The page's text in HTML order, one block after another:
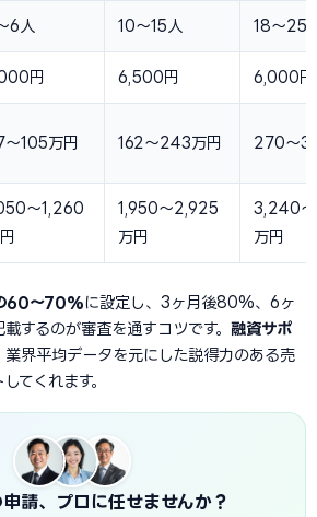
6人 10〜15人 18〜25
円 6,500円 6,000円
105万円 162〜243万円 270〜
〜1,260
1,950〜2,925
万円
3,240
万円
60〜70%に設定し、3ヶ月後80%、6ヶ
するのが審査を通すコツです。 融資サポ
業界平均データを元にした説得力のある売
てくれます。
請、プロに任せませんか？